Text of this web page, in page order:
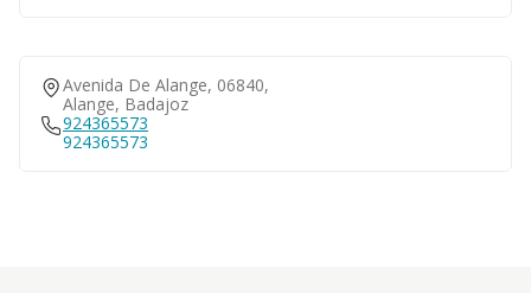
Avenida De Alange, 06840,
Alange, Badajoz
924365573
924365573